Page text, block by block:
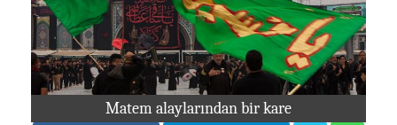
Matem alaylarından bir kare